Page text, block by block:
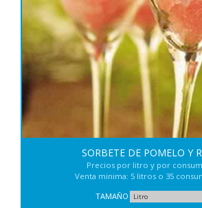
SORBETE DE POMELO Y
Precios por litro y por
Venta minima: 5 litros o 35
TAMAÑO